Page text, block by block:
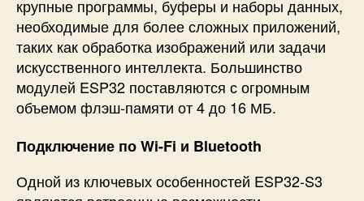
крупные программы, буферы и наборы данных,
необходимые для более сложных приложений,
таких как обработка изображений или задачи
искусственного интеллекта. Большинство
модулей ESP32 поставляются с огромным
объемом флэш-памяти от 4 до 16 МБ.
Подключение по Wi-Fi и Bluetooth
Одной из ключевых особенностей ESP32-S3